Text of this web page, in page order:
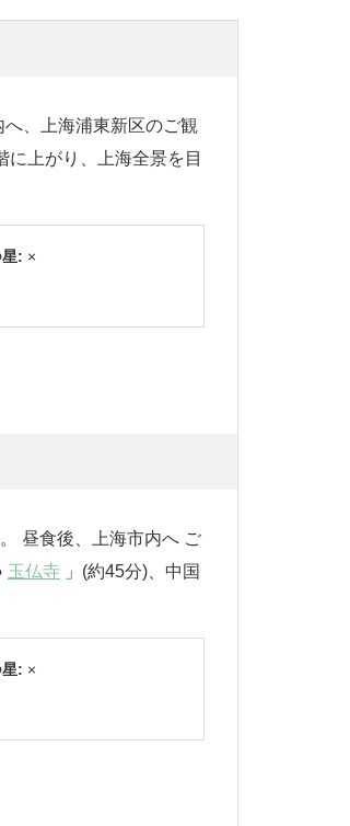
、上海浦東新区のご観
に上がり、上海全景を目
: ×
昼食後、上海市内へ ご
玉仏寺 」(約45分)、中国
: ×